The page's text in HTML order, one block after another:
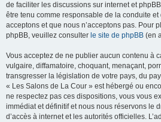
de faciliter les discussions sur internet et
être tenu comme responsable de la conduite
acceptons et que nous n’acceptons pas. Pour
phpBB, veuillez consulter le site de phpBB (en
Vous acceptez de ne publier aucun contenu à
vulgaire, diffamatoire, choquant, menaçant,
transgresser la législation de votre pays, du
« Les Salons de La Cour » est hébergé ou
ne respectez pas ces dispositions, vous vous
immédiat et définitif et nous nous réservons le
d’accès à internet et les autorités officielles.